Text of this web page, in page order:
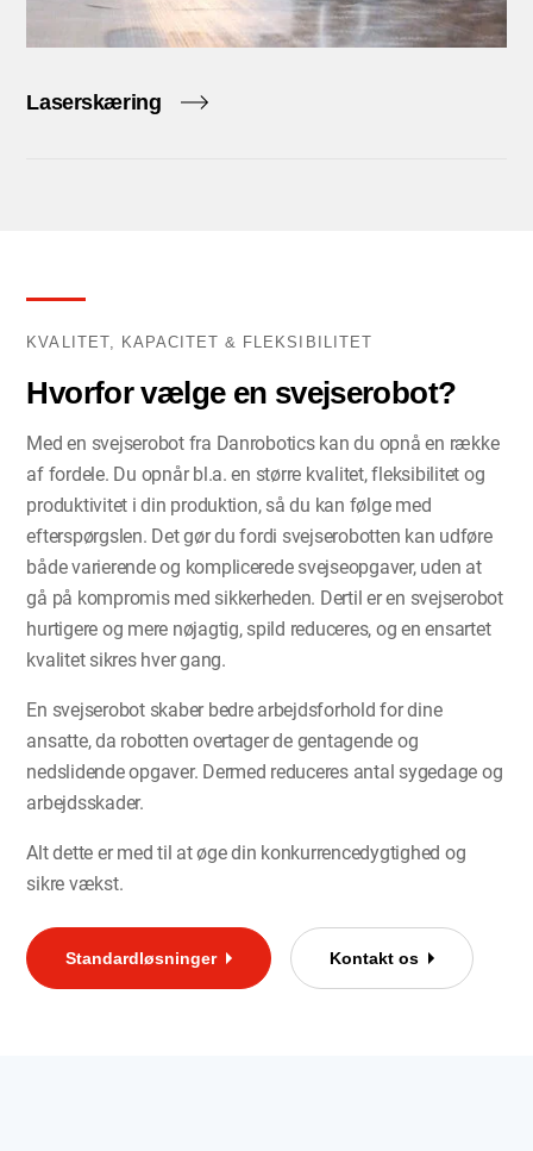
Laserskæring
KVALITET, KAPACITET & FLEKSIBILITET
Hvorfor vælge en svejserobot?
Med en svejserobot fra Danrobotics kan du opnå en række
af fordele. Du opnår bl.a. en større kvalitet, fleksibilitet og
produktivitet i din produktion, så du kan følge med
efterspørgslen. Det gør du fordi svejserobotten kan udføre
både varierende og komplicerede svejseopgaver, uden at
gå på kompromis med sikkerheden. Dertil er en svejserobot
hurtigere og mere nøjagtig, spild reduceres, og en ensartet
kvalitet sikres hver gang.
En svejserobot skaber bedre arbejdsforhold for dine
ansatte, da robotten overtager de gentagende og
nedslidende opgaver. Dermed reduceres antal sygedage og
arbejdsskader.
Alt dette er med til at øge din konkurrencedygtighed og
sikre vækst.
Standardløsninger Kontakt os